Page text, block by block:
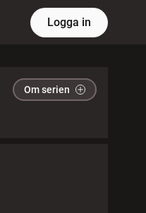
Logga in
Om serien